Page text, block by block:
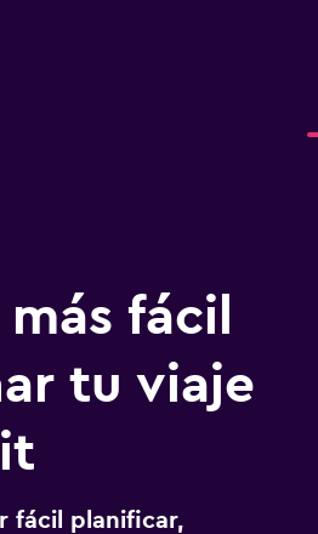
fácil
tu viaje
fácil planificar,